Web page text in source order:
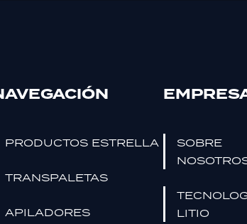
PRODUCTOS ESTRELLA
TRANSPALETAS
APILADORES
SOBRE
LITIO